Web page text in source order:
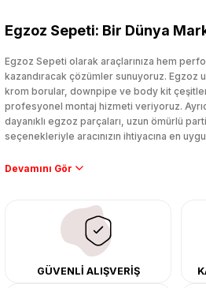
Egzoz Sepeti: Bir Dünya
Egzoz Sepeti olarak araçlarınıza hem
kazandıracak çözümler sunuyoruz. Egzoz
krom borular, downpipe ve body kit
profesyonel montaj hizmeti veriyoruz.
dayanıklı egzoz parçaları, uzun ömürlü
seçenekleriyle aracınızın ihtiyacına en
Performans artışı isteyen sürücüler için
çıkma orijinal ürünler ile yenileyebilir, body
tasarımını ve aerodinamisini üst seviyeye
Tüm ürünlerimiz orijinal, dayanıklı ve uzun
merkezimizde profesyonel montaj
GÜVENLİ ALIŞVERİŞ